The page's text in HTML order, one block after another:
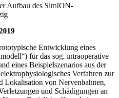
Aufbau des SimION-
Entwicklung eines
für das sog. intraoperative
eines Beispielszenarios aus der
Verfahren zur
Lokalisation von Nervenbahnen,
und Schädigungen an